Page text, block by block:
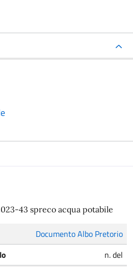
43 spreco acqua potabile
Documento Albo Pretorio
n. del